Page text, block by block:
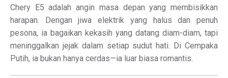
Chery E5 adalah angin masa depan yang membisikkan
harapan. Dengan jiwa elektrik yang halus dan penuh
pesona, ia bagaikan kekasih yang datang diam-diam, tapi
meninggalkan jejak dalam setiap sudut hati. Di Cempaka
Putih, ia bukan hanya cerdas—ia luar biasa romantis.